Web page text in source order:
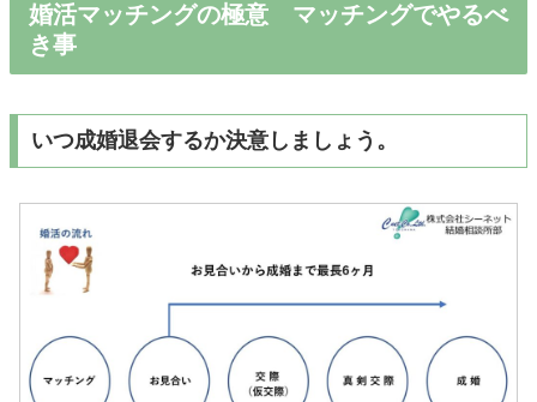
婚活マッチングの極意 マッチングでやるべ
き事
いつ成婚退会するか決意しましょう。